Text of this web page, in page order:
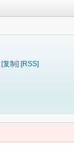
[复制] [RSS]